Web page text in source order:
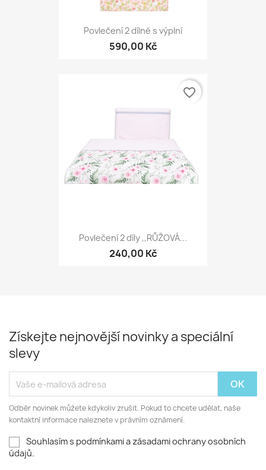
Povlečení 2 dílné s výplní
590,00 Kč
Povlečení 2 díly ,,RŮŽOVÁ...
240,00 Kč
favorite_border
Získejte nejnovější novinky a speciální
slevy
Odběr novinek můžete kdykoliv zrušit. Pokud to chcete udělat, naše
kontaktní informace naleznete v právním oznámení.
Souhlasím s podmínkami a zásadami ochrany osobních
údajů.